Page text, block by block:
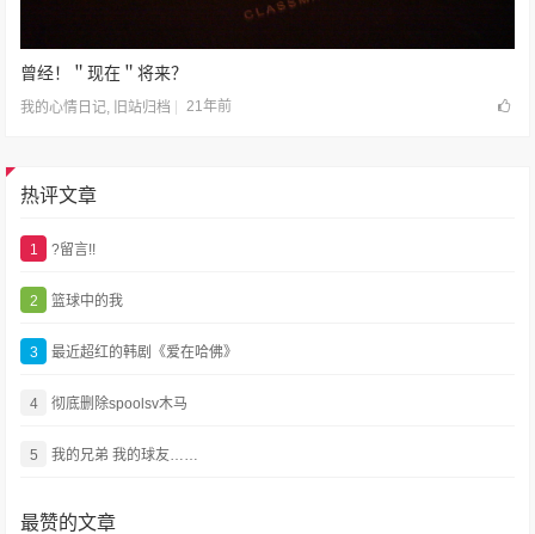
曾经！＂现在＂将来？
我的心情日记, 旧站归档 21年前
热评文章
1 ?留言!!
2 篮球中的我
3 最近超红的韩剧《爱在哈佛》
4 彻底删除spoolsv木马
5 我的兄弟 我的球友……
最赞的文章